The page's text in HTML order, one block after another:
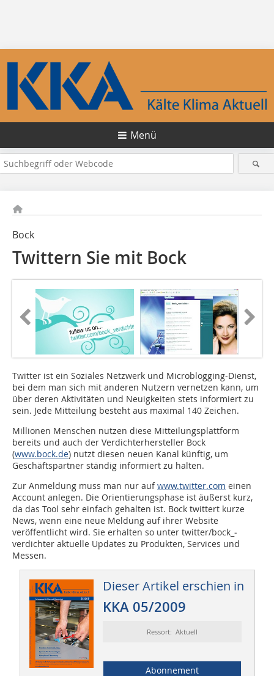
Menü
Bock
Twittern Sie mit Bock
Twitter ist ein Soziales Netzwerk und Microblogging-Dienst,
bei dem man sich mit anderen Nutzern vernetzen kann, um
über deren Aktivitäten und Neuigkeiten stets informiert zu
sein. Jede Mitteilung besteht aus maximal 140 Zeichen.
Millionen Menschen nutzen diese Mitteilungsplattform
bereits und auch der Verdichterhersteller Bock
(www.bock.de) nutzt diesen neuen Kanal künftig, um
Geschäftspartner ständig informiert zu halten.
Zur Anmeldung muss man nur aufwww.twitter.com einen
Account anlegen. Die Orientierungsphase ist äußerst kurz,
da das Tool sehr einfach gehalten ist. Bock twittert kurze
News, wenn eine neue Meldung auf ihrer Website
veröffentlicht wird. Sie erhalten so unter twitter/bock_­
verdichter aktuelle Updates zu Produkten, Services und
Messen.
Dieser Artikel erschien in
KKA 05/2009
Ressort: Aktuell
Abonnement